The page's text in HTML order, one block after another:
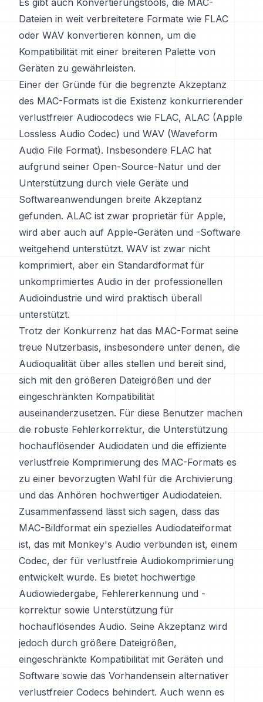
Es gibt auch Konvertierungstools, die MAC-
Dateien in weit verbreitetere Formate wie FLAC
oder WAV konvertieren können, um die
Kompatibilität mit einer breiteren Palette von
Geräten zu gewährleisten.
Einer der Gründe für die begrenzte Akzeptanz
des MAC-Formats ist die Existenz konkurrierender
verlustfreier Audiocodecs wie FLAC, ALAC (Apple
Lossless Audio Codec) und WAV (Waveform
Audio File Format). Insbesondere FLAC hat
aufgrund seiner Open-Source-Natur und der
Unterstützung durch viele Geräte und
Softwareanwendungen breite Akzeptanz
gefunden. ALAC ist zwar proprietär für Apple,
wird aber auch auf Apple-Geräten und -Software
weitgehend unterstützt. WAV ist zwar nicht
komprimiert, aber ein Standardformat für
unkomprimiertes Audio in der professionellen
Audioindustrie und wird praktisch überall
unterstützt.
Trotz der Konkurrenz hat das MAC-Format seine
treue Nutzerbasis, insbesondere unter denen, die
Audioqualität über alles stellen und bereit sind,
sich mit den größeren Dateigrößen und der
eingeschränkten Kompatibilität
auseinanderzusetzen. Für diese Benutzer machen
die robuste Fehlerkorrektur, die Unterstützung
hochauflösender Audiodaten und die effiziente
verlustfreie Komprimierung des MAC-Formats es
zu einer bevorzugten Wahl für die Archivierung
und das Anhören hochwertiger Audiodateien.
Zusammenfassend lässt sich sagen, dass das
MAC-Bildformat ein spezielles Audiodateiformat
ist, das mit Monkey's Audio verbunden ist, einem
Codec, der für verlustfreie Audiokomprimierung
entwickelt wurde. Es bietet hochwertige
Audiowiedergabe, Fehlererkennung und -
korrektur sowie Unterstützung für
hochauflösendes Audio. Seine Akzeptanz wird
jedoch durch größere Dateigrößen,
eingeschränkte Kompatibilität mit Geräten und
Software sowie das Vorhandensein alternativer
verlustfreier Codecs behindert. Auch wenn es